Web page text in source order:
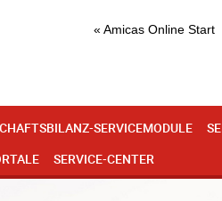
« Amicas Online Start
SERVICEMODULE
SERVICE-CENTER